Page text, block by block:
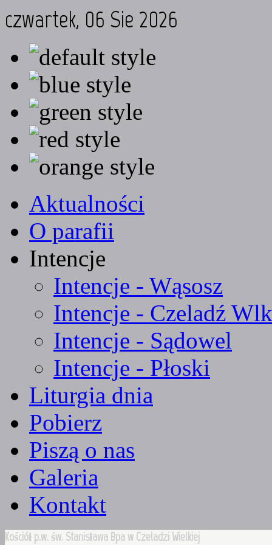
czwartek, 06 Sie 2026
Aktualności
O parafii
Intencje
Intencje - Wąsosz
Intencje - Czeladź
Intencje - Sądowel
Intencje - Płoski
Liturgia dnia
Pobierz
Piszą o nas
Galeria
Kontakt
Kościół p.w. św. Stanisława Bpa w Czeladzi Wielkiej